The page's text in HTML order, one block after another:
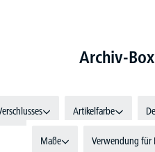
Archiv-
Artikelfarbe
Maße Verwendung für